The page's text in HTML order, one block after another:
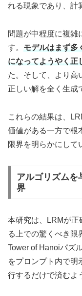
れる現象であり、計
問題が中程度に複雑
す。 モデルはまず多
になってようやく正
た。そして、より高
正しい解を全く生成
これらの結果は、
価値がある一方で根
限界を明らかにして
アルゴリズムを
界
本研究は、LRMが正
る上での驚くべき限
Tower of Hanoiパズ
をプロンプト内で明
行するだけで済むよ